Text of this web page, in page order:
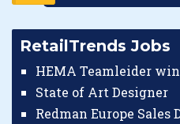
RetailTrends Jobs
HEMA Teamleider
State of Art Designer
Redman Europe Sales